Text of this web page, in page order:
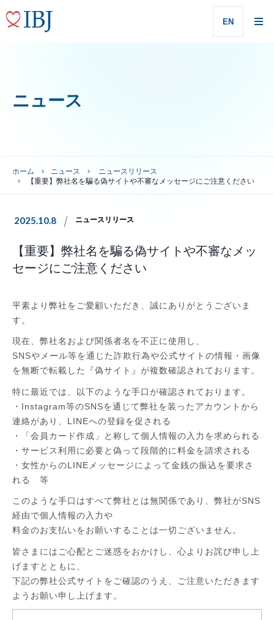
EN
ニュース
ホーム ニュース
ニュースリリース
【重要】弊社名を騙る偽サイトや不審なメッセージにご注意ください
2025.10.8 ニュースリリース
【重要】弊社名を騙る偽サイトや不審なメッ
セージにご注意ください
平素より弊社をご愛顧いただき、誠にありがとうございま
す。
現在、弊社名および関係者名を不正に使用し、
SNSやメール等を通じた詐欺行為や公式サイトの情報・画像
を無断で転載した『偽サイト』が複数確認されております。
特に最近では、以下のような手口が確認されております。
・Instagram等のSNSを通じて弊社を装ったアカウントから
連絡があり、LINEへの登録を促される
・「会員カード作成」と称して個人情報の入力を求められる
・サービス利用に必要と偽って段階的に料金を請求される
・女性からのLINEメッセージによって金銭の振込を要求さ
れる 等
このような手口はすべて弊社とは無関係であり、弊社がSNS
経由で個人情報の入力や
料金のお支払いをお願いすることは一切ございません。
皆さまにはご心配とご迷惑をおかけし、心よりお詫び申し上
げますとともに、
下記の弊社公式サイトをご確認のうえ、ご注意いただきます
ようお願い申し上げます。